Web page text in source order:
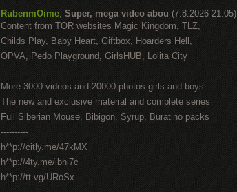
RubenmOime, Super, mega video abou (7.8.2026 21:05)
Content from TOR websites Magic Kingdom, TLZ,
Childs Play, Baby Heart, Giftbox, Hoarders Hell,
OPVA, Pedo Playground, GirlsHUB, Lolita City
More 3000 videos and 20000 photos girls and boys
The new and exclusive material and complete series
Full Siberian Mouse, Bibigon, Syrup, Buratino packs
----------
h**p://citly.me/47kMX
h**p://4ty.me/ibhi7c
h**p://tt.vg/URoSx